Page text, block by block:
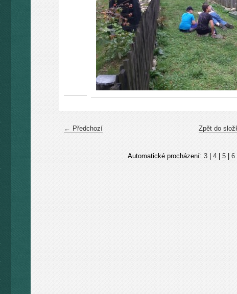
← Předchozí Zpět do
Automatické procházení: 3| 4| 5| 6